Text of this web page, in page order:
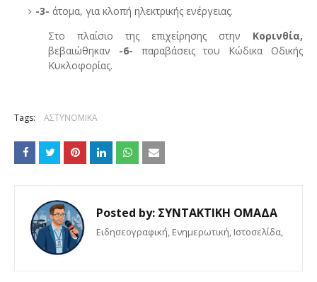
-3- άτομα, για κλοπή ηλεκτρικής ενέργειας.
Στο πλαίσιο της επιχείρησης στην Κορινθία,
βεβαιώθηκαν -6- παραβάσεις του Κώδικα Οδικής
Κυκλοφορίας.
Tags: ΑΣΤΥΝΟΜΙΚΑ
Posted by: ΣΥΝΤΑΚΤΙΚΗ ΟΜΑΔΑ
Eιδησεογραφική, Ενημερωτική, Iστοσελίδα,